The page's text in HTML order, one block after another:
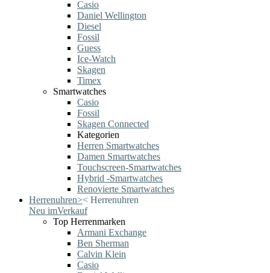
Casio
Daniel Wellington
Diesel
Fossil
Guess
Ice-Watch
Skagen
Timex
Smartwatches
Casio
Fossil
Skagen Connected
Kategorien
Herren Smartwatches
Damen Smartwatches
Touchscreen-Smartwatches
Hybrid -Smartwatches
Renovierte Smartwatches
Herrenuhren>< Herrenuhren
Neu imVerkauf
Top Herrenmarken
Armani Exchange
Ben Sherman
Calvin Klein
Casio